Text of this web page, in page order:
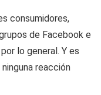
consumidores,
de Facebook e
lo general. Y es
reacción